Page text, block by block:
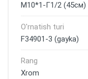
М10*1-Г1/2 (45см)
O'rnatish turi
F34901-3 (gayka)
Rang
Xrom